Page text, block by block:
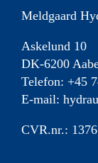
Meldgaard
Askelund 10
DK-6200
Telefon: +45
E-mail:
CVR.nr.: